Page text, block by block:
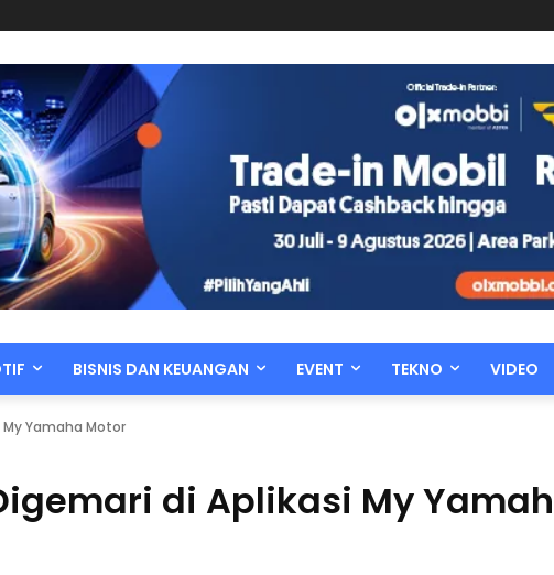
BISNIS DAN KEUANGAN EVENT TEKNO VIDEO
Yamaha Motor
di Aplikasi My